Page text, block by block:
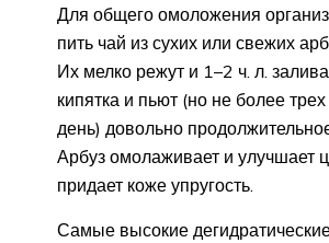
Для общего омоложения
пить чай из сухих или свежих
Их мелко режут и 1–2 ч. л.
кипятка и пьют (но не более
день) довольно
Арбуз омолаживает и улучшает
придает коже упругость.
Самые высокие